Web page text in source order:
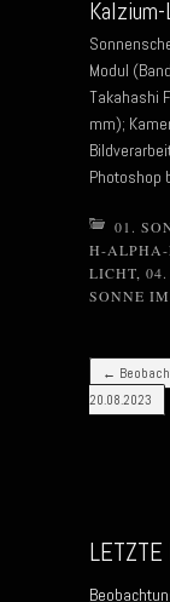
Modul
Takahashi
mm);
Photoshop
01.
H-
LICHT
SONNE
Post
←
20.08.2023
LETZTE